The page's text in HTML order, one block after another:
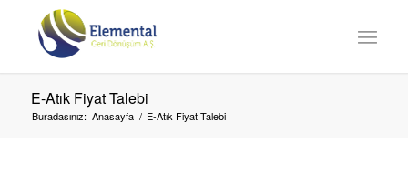
E-Atık Fiyat Talebi
Buradasınız: Anasayfa / E-Atık Fiyat Talebi